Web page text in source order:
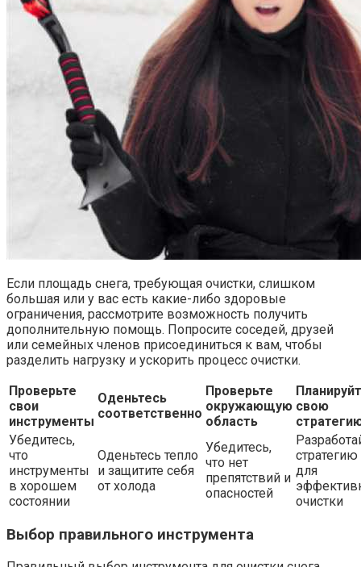
Если площадь снега, требующая очистки, слишком
большая или у вас есть какие-либо здоровые
ограничения, рассмотрите возможность получить
дополнительную помощь. Попросите соседей, друзей
или семейных членов присоединиться к вам, чтобы
разделить нагрузку и ускорить процесс очистки.
Проверьте
свои
инструменты
Оденьтесь
соответственно
Проверьте
окружающую
область
свою
Убедитесь,
что
инструменты
в хорошем
состоянии
Оденьтесь тепло
и защитите себя
от холода
Убедитесь,
что нет
препятствий и
опасностей
стратегию
для
очистки
Выбор правильного инструмента